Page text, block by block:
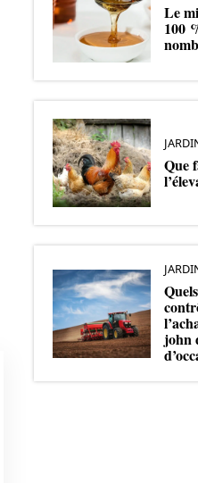
Le
100
Que
john